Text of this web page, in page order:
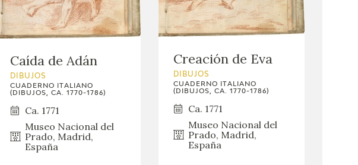
Caída de Adán
DIBUJOS
CUADERNO ITALIANO
(DIBUJOS, CA. 1770-1786)
Ca. 1771
Museo Nacional del
Prado, Madrid,
España
Creación de Eva
DIBUJOS
CUADERNO ITALIANO
(DIBUJOS, CA. 1770-1786)
Ca. 1771
Museo Nacional del
Prado, Madrid,
España